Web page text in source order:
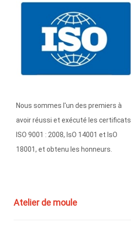
Nous sommes l'un des premiers à
avoir réussi et exécuté les certificats
ISO 9001 : 2008, IsO 14001 et IsO
18001, et obtenu les honneurs.
Atelier de moule